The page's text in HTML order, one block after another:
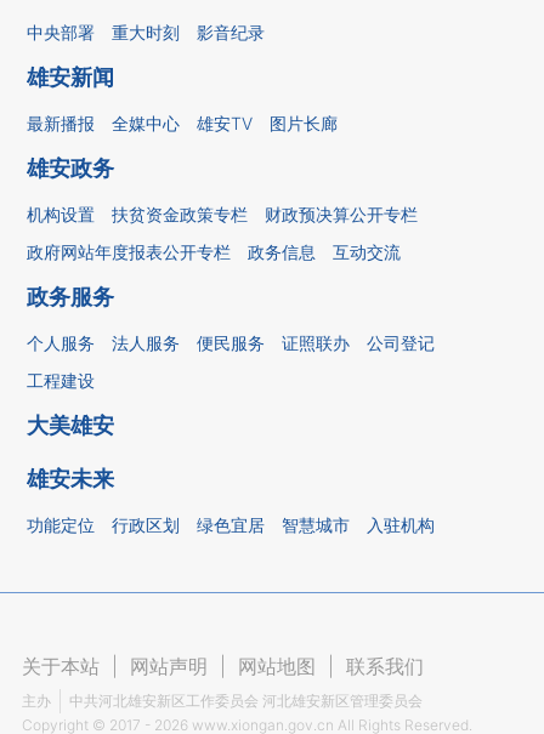
中央部署 重大时刻 影音纪录
雄安新闻
最新播报 全媒中心 雄安TV 图片长廊
雄安政务
机构设置 扶贫资金政策专栏
财政预决算公开专栏
政府网站年度报表公开专栏
政务信息 互动交流
政务服务
个人服务 法人服务 便民服务 证照联办
公司登记
工程建设
大美雄安
雄安未来
功能定位 行政区划 绿色宜居 智慧城市 入驻机构
关于本站 网站声明 网站地图 联系我们
主办
中共河北雄安新区工作委员会 河北雄安新区管理委员会
Copyright © 2017 - 2026 www.xiongan.gov.cn All Rights Reserved.